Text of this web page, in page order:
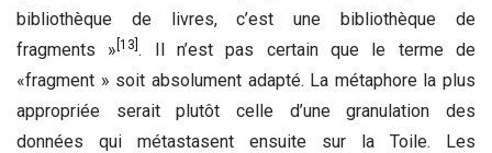
bibliothèque de livres, c’est une bibliothèque de
fragments »[13] . Il n’est pas certain que le terme de
«fragment » soit absolument adapté. La métaphore la plus
appropriée serait plutôt celle d’une granulation des
données qui métastasent ensuite sur la Toile. Les